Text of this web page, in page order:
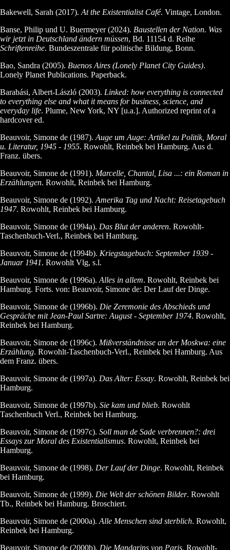
Bakewell, Sarah (2017).At the Existentialist Café. Vintage, London.
Banse, Philip und U. Buermeyer (2024). Baustellen der Nation. Was
wir jetzt in Deutschland ändern müssen, Bd. 11154 d. Reihe
Schriftenreihe. Bundeszentrale für politische Bildung, Bonn.
Bao, Sandra (2005). Buenos Aires (Lonely Planet City Guides).
Lonely Planet Publications. Paperback.
Barabási, Albert-László (2003). Linked: how everything is connected
to everything else and what it means for business, science, and
everyday life. Plume, New York, NY [u.a.]. Authorized reprint of a
hardcover ed.
Beauvoir, Simone de (1987).Auge um Auge: Artikel zu Politik, Moral
u. Literatur, 1945 - 1955. Rowohlt, Reinbek bei Hamburg. Aus d.
Franz. übers.
Beauvoir, Simone de (1991). Marcelle, Chantal, Lisa ...: ein Roman in
Erzählungen. Rowohlt, Reinbek bei Hamburg.
Beauvoir, Simone de (1992).Amerika Tag und Nacht: Reisetagebuch
1947. Rowohlt, Reinbek bei Hamburg.
Beauvoir, Simone de (1994a). Das Blut der anderen. Rowohlt-
Taschenbuch-Verl., Reinbek bei Hamburg.
Beauvoir, Simone de (1994b). Kriegstagebuch: September 1939 -
Januar 1941. Rowohlt Vlg, s.l.
Beauvoir, Simone de (1996a).Alles in allem. Rowohlt, Reinbek bei
Hamburg. Forts. von: Beauvoir, Simone de: Der Lauf der Dinge.
Beauvoir, Simone de (1996b). Die Zeremonie des Abschieds und
Gespräche mit Jean-Paul Sartre: August - September 1974. Rowohlt,
Reinbek bei Hamburg.
Beauvoir, Simone de (1996c). Mißverständnisse an der Moskwa: eine
Erzählung. Rowohlt-Taschenbuch-Verl., Reinbek bei Hamburg. Aus
dem Franz. übers.
Beauvoir, Simone de (1997a). Das Alter: Essay. Rowohlt, Reinbek bei
Hamburg.
Beauvoir, Simone de (1997b). Sie kam und blieb. Rowohlt
Taschenbuch Verl., Reinbek bei Hamburg.
Beauvoir, Simone de (1997c). Soll man de Sade verbrennen?: drei
Essays zur Moral des Existentialismus. Rowohlt, Reinbek bei
Hamburg.
Beauvoir, Simone de (1998). Der Lauf der Dinge. Rowohlt, Reinbek
bei Hamburg.
Beauvoir, Simone de (1999). Die Welt der schönen Bilder. Rowohlt
Tb., Reinbek bei Hamburg. Broschiert.
Beauvoir, Simone de (2000a).Alle Menschen sind sterblich. Rowohlt,
Reinbek bei Hamburg.
Beauvoir, Simone de (2000b). Die Mandarins von Paris. Rowohlt-